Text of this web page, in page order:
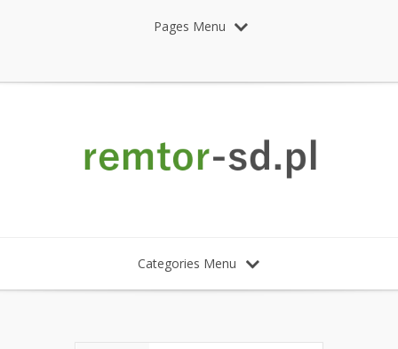
Pages Menu
Categories Menu